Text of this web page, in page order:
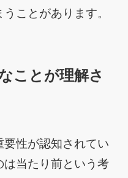
ことがあります。
ことが理解さ
性が認知されてい
当たり前という考